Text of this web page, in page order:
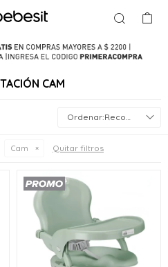
CAM
Recomendados
Cam Quitar filtros